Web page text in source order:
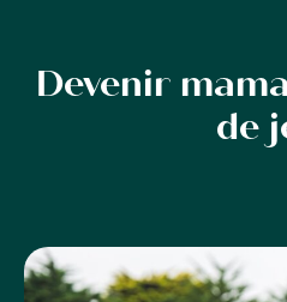
+
Devenir
de